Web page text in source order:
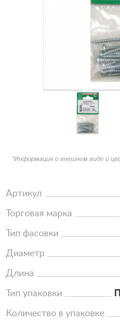
*Информация о внешнем виде и
Артикул
Торговая марка
Тип фасовки
Диаметр
Длина
Тип упаковки
Количество в упаковке